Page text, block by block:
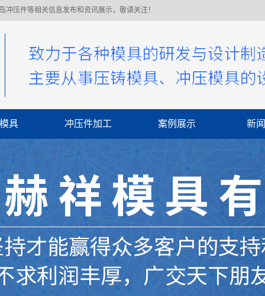
冲压件等相关信息发布和资讯展示，敬请关注！
具 冲压件加工 案例展示 新
常